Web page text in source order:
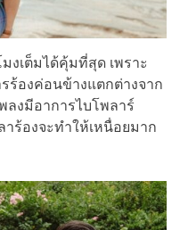
งเต็มได้คุ้มที่สุด เพราะ
ร้องค่อนข้างแตกต่างจาก
ลงมีอาการไบโพลาร์
าร้องจะทำให้เหนื่อยมาก